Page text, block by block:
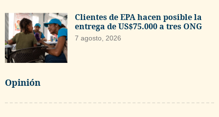
Clientes de EPA hacen posible la
entrega de US$75.000 a tres ONG
7 agosto, 2026
Opinión